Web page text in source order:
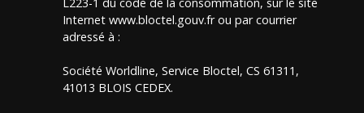
L223-1 du code de la consommation, sur le site
Internet www.bloctel.gouv.fr ou par courrier
adressé à :
Société Worldline, Service Bloctel, CS 61311,
41013 BLOIS CEDEX.